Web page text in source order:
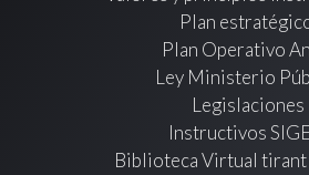
Plan
Plan Operativo
Ley Ministerio
Legislaciones
Instructivos
Biblioteca Virtual tirant